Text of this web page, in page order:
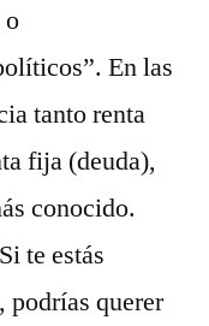
o
En las
tanto renta
fija (deuda),
conocido.
te estás
podrías querer